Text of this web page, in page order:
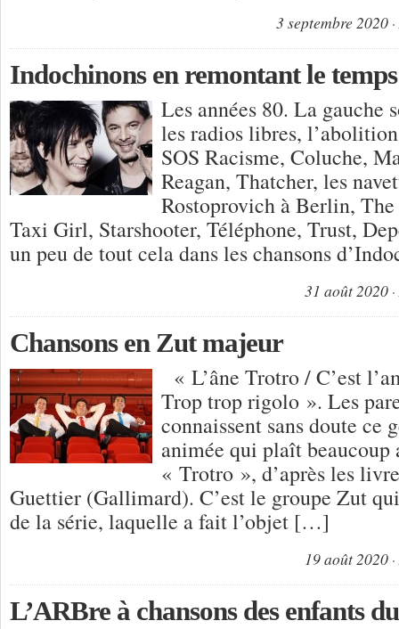
3 septembre 2020
Indochinons en remontant le
Les années 80. La gauche
les radios libres,
SOS Racisme, Coluche,
Reagan, Thatcher, les
Rostoprovich à Berlin,
Taxi Girl, Starshooter, Téléphone, Trust,
un peu de tout cela dans les chansons
31 août 2020
Chansons en Zut majeur
« L’âne Trotro / C’est
Trop trop rigolo ». Les
connaissent sans doute ce
animée qui plaît beaucoup
« Trotro », d’après les
Guettier (Gallimard). C’est le groupe Zut
de la série, laquelle a fait l’objet […]
19 août 2020
L’ARBre à chansons des enfants